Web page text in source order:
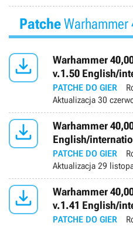
Patche

Warhammer
v.1.50 English/
PATCHE DO GIER
Aktualizacja 30

Warhammer
English/
PATCHE DO GIER
Aktualizacja 29

Warhammer
v.1.41 English/
PATCHE DO GIER